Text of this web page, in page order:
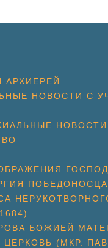
АРХИЕРЕЙ
НОВОСТИ С
НОВОСТИ
ПОБЕДОНОСЦА
БОЖИЕЙ
ЦЕРКОВЬ (МКР.